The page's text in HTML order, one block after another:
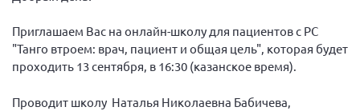
Ивановская область
Калининградская область
Кемеровская область
Кировская область
Приглашаем Вас на онлайн-школу для пациентов с РС
"Танго втроем: врач, пациент и общая цель", которая будет
проходить 13 сентября, в 16:30 (казанское время).
Проводит школу Наталья Николаевна Бабичева,